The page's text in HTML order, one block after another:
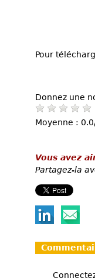
Pour
Donnez une
Moyenne :
Vous avez
Partagez-la